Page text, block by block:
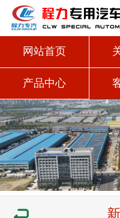
网站首页
产品中心